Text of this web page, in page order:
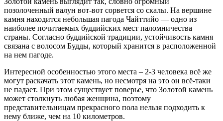
позолоченный валун вот-вот сорвется со скалы. На вершине
камня находится небольшая пагода Чайттийо — одно из
наиболее почитаемых буддийских мест паломничества
страны. Согласно буддийской традиции, устойчивость камня
связана с волосом Будды, который хранится в расположенной
на нем пагоде.
Интересной особенностью этого места – 2-3 человека всё же
могут раскачать этот камень, но несмотря на это он всё-таки
не падает. При этом существует поверье, что Золотой камень
может столкнуть любая женщина, поэтому
представительницам прекрасного пола нельзя подходить к
нему ближе, чем на 10 километров.